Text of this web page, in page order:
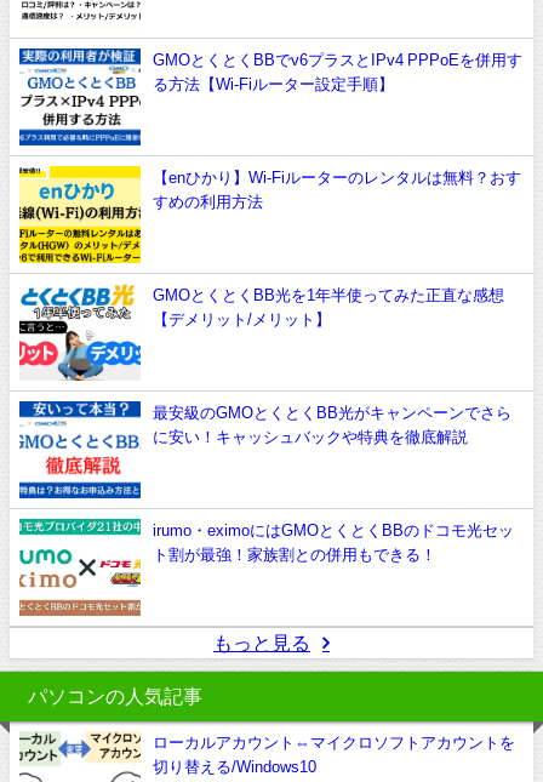
GMOとくとくBBでv6プラスとIPv4 PPPoEを併用す
る方法【Wi-Fiルーター設定手順】
【enひかり】Wi-Fiルーターのレンタルは無料？おす
すめの利用方法
GMOとくとくBB光を1年半使ってみた正直な感想
【デメリット/メリット】
最安級のGMOとくとくBB光がキャンペーンでさら
に安い！キャッシュバックや特典を徹底解説
irumo・eximoにはGMOとくとくBBのドコモ光セッ
ト割が最強！家族割との併用もできる！
もっと見る
パソコンの人気記事
ローカルアカウント⇔マイクロソフトアカウントを
切り替える/Windows10